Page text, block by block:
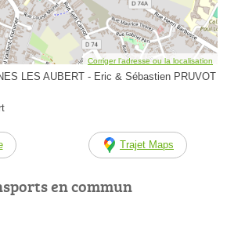
Corriger l’adresse ou la localisation
LES AUBERT - Eric & Sébastien PRUVOT
Trajet Maps
en commun